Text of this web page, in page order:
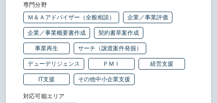
専門分野
Ｍ＆Ａアドバイザー（全般相談）
企業／事業評価
企業／事業概要書作成 契約書草案作成
事業再生 サーチ（譲渡案件発掘）
デューデリジェンス ＰＭＩ 経営支援
IT支援 その他中小企業支援
対応可能エリア